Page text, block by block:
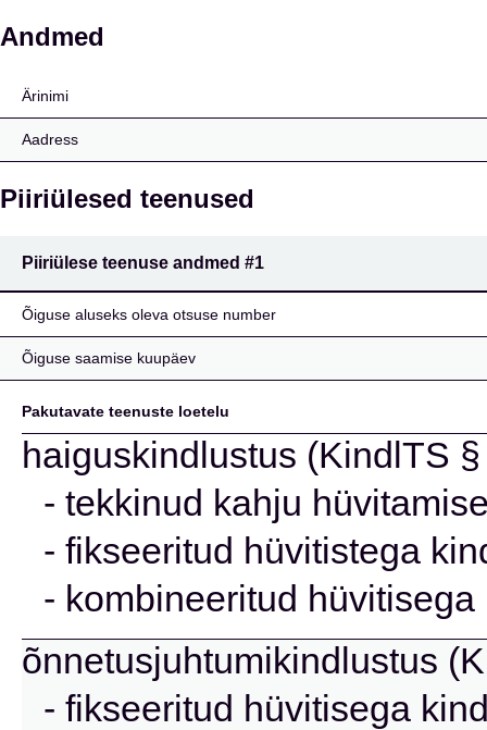
Cigna Europe
Andmed
Ärinimi
Aadress
Piiriülesed teenused
Piiriülese teenuse andmed #1
Õiguse aluseks oleva otsuse number
Õiguse saamise kuupäev
Pakutavate teenuste loetelu
haiguskindlustus (KindlTS
- tekkinud kahju
- fikseeritud hüvitistega
- kombineeritud hüvitisega
õnnetusjuhtumikindlustus
- fikseeritud hüvitisega